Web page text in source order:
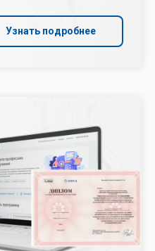
Узнать подробнее